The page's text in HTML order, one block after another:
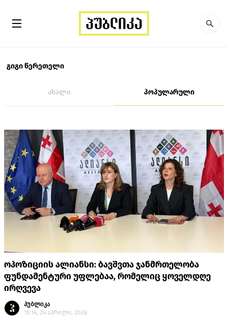
გიგი წერეთელი
ახალი პოპულარული
ოპოზიციის ალიანსი: ბავშვთა ჯანმრთელობა
ფუნდამენტური უფლებაა, რომელიც ყოველდღე
ირღვევა
პუბლიკა
15:14, 24 აპრილი, 2026